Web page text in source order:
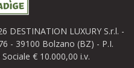
LUXURY S.r.l. -
- 39100 Bolzano (BZ) - P.I.
€ 10.000,00 i.v.